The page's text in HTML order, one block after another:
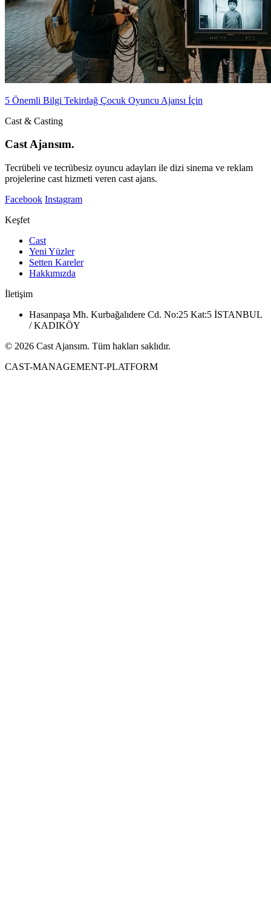
5 Önemli Bilgi Tekirdağ Çocuk Oyuncu Ajansı İçin
Cast & Casting
Cast Ajansım.
Tecrübeli ve tecrübesiz oyuncu adayları ile dizi sinema ve reklam
projelerine cast hizmeti veren cast ajans.
Facebook Instagram
Keşfet
Cast
Yeni Yüzler
Setten Kareler
Hakkımızda
İletişim
Hasanpaşa Mh. Kurbağalıdere Cd. No:25 Kat:5 İSTANBUL
/ KADIKÖY
© 2026 Cast Ajansım. Tüm hakları saklıdır.
CAST-MANAGEMENT-PLATFORM